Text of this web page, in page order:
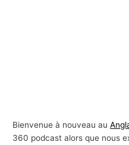
Bienvenue à nouveau au
360 podcast alors que nous